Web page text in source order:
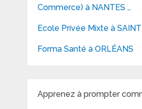
Commerce) à NANTES …
Ecole Privée Mixte à
Forma Santé à ORLÉANS
Apprenez à prompter